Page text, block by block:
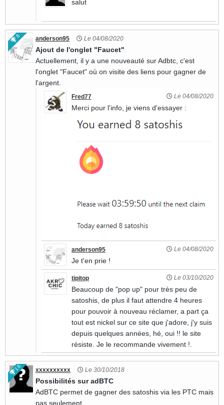
salut
8 anderson95 Le 04/08/2020
Ajout de l'onglet "Faucet"
Actuellement, il y a une nouveauté sur Adbtc, c'est
l'onglet "Faucet" où on visite des liens pour gagner de
l'argent.
Fred77 Le 04/08/2020
Merci pour l'info, je viens d'essayer :
anderson95 Le 04/08/2020
Je t'en prie !
tipitop Le 03/10/2020
Beaucoup de "pop up" pour très peu de
satoshis, de plus il faut attendre 4 heures
pour pouvoir à nouveau réclamer, a part ça
tout est nickel sur ce site que j'adore, j'y suis
depuis quelques années, hé, oui !! le site
résiste. Je le recommande vivement !.
16 xxxxxxxxxx Le 30/10/2018
Possibilités sur adBTC
AdBTC permet de gagner des satoshis via les PTC mais
pas seulement.